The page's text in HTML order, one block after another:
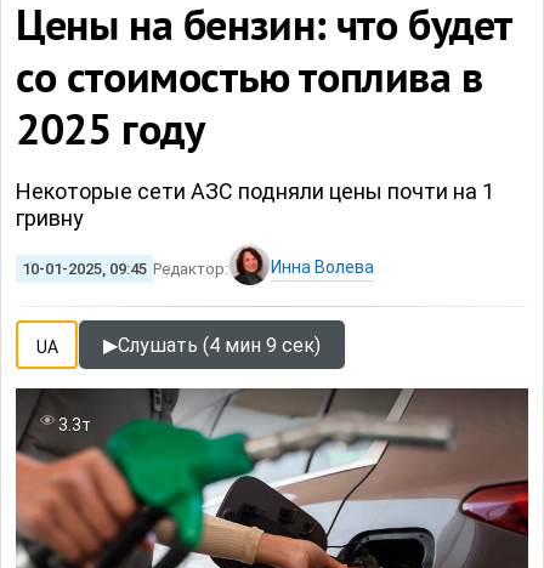
Цены на бензин: что будет
со стоимостью топлива в
2025 году
Некоторые сети АЗС подняли цены почти на 1
гривну
10-01-2025, 09:45 Редактор: Инна Волева
UA ▶Слушать (4 мин 9 сек)
3.3т